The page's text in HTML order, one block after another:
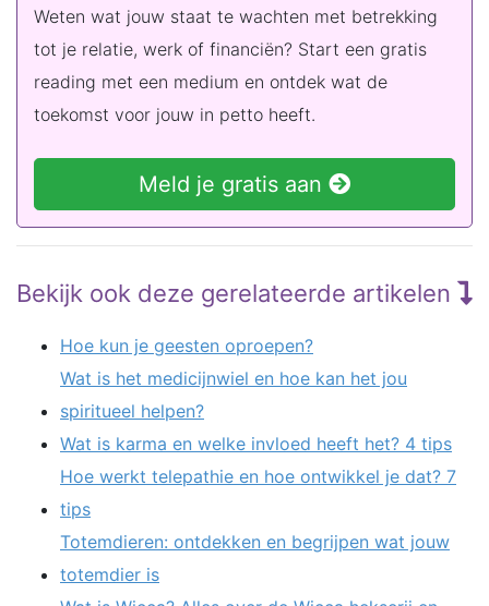
Weten wat jouw staat te wachten met betrekking
tot je relatie, werk of financiën? Start een gratis
reading met een medium en ontdek wat de
toekomst voor jouw in petto heeft.
Meld je gratis aan
Bekijk ook deze gerelateerde artikelen
Hoe kun je geesten oproepen?
Wat is het medicijnwiel en hoe kan het jou
spiritueel helpen?
Wat is karma en welke invloed heeft het? 4 tips
Hoe werkt telepathie en hoe ontwikkel je dat? 7
tips
Totemdieren: ontdekken en begrijpen wat jouw
totemdier is